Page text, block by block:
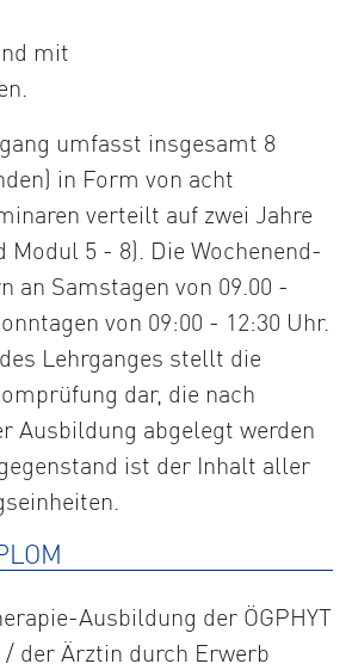
mit
umfasst insgesamt 8
in Form von acht
verteilt auf zwei Jahre
Modul 5 - 8). Die Wochenend-
an Samstagen von 09.00 -
von 09:00 - 12:30 Uhr.
Lehrganges stellt die
dar, die nach
Ausbildung abgelegt werden
ist der Inhalt aller
Ausbildung der ÖGPHYT
der Ärztin durch Erwerb